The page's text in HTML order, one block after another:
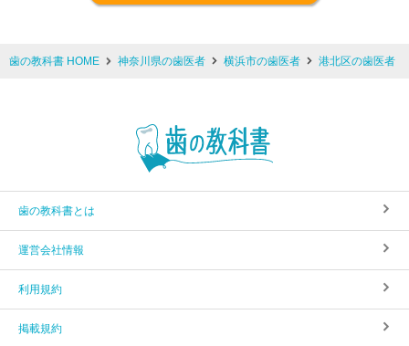
歯の教科書 HOME 神奈川県の歯医者 横浜市の歯医者 港北区の歯医者
歯の教科書とは
運営会社情報
利用規約
掲載規約